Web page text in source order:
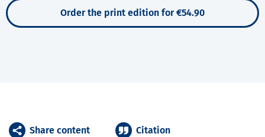
Order the print edition for €54.90
Share content Citation